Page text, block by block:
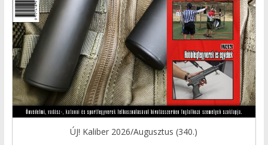
ÚJ! Kaliber 2026/Augusztus (340.)